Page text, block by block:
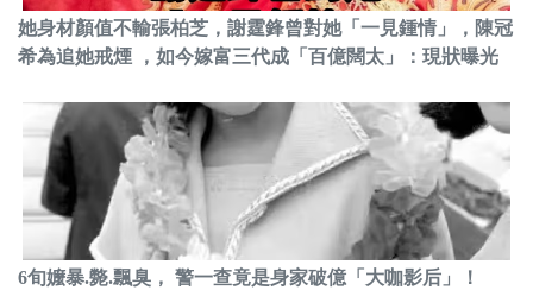
她身材顏值不輸張柏芝，謝霆鋒曾對她「一見鍾情」，陳冠
希為追她戒煙 ，如今嫁富三代成「百億闊太」：現狀曝光
6旬嬤暴.斃.飄臭， 警一查竟是身家破億「大咖影后」！